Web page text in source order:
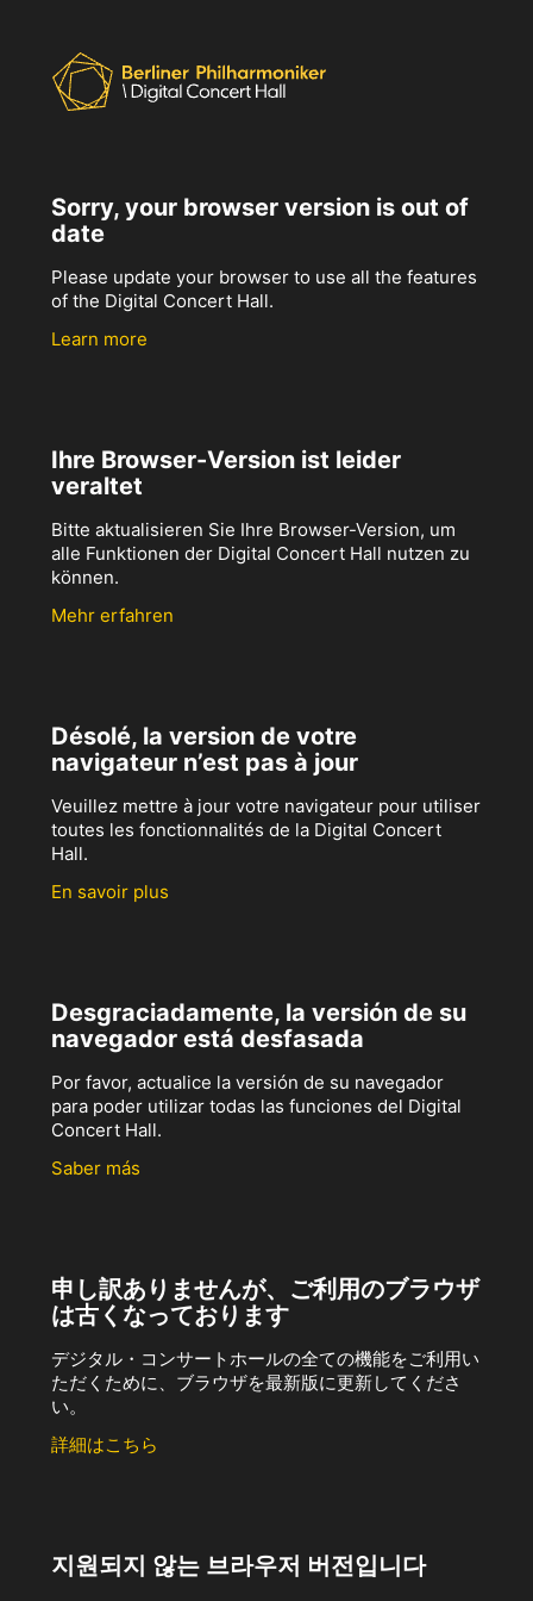
Sorry, your browser version is out of
date
Please update your browser to use all the features
of the Digital Concert Hall.
Learn more
Ihre Browser-Version ist leider
veraltet
Bitte aktualisieren Sie Ihre Browser-Version, um
alle Funktionen der Digital Concert Hall nutzen zu
können.
Mehr erfahren
Désolé, la version de votre
navigateur n’est pas à jour
Veuillez mettre à jour votre navigateur pour utiliser
toutes les fonctionnalités de la Digital Concert
Hall.
En savoir plus
Desgraciadamente, la versión de su
navegador está desfasada
Por favor, actualice la versión de su navegador
para poder utilizar todas las funciones del Digital
Concert Hall.
Saber más
申し訳ありませんが、ご利用のブラウザ
は古くなっております
デジタル・コンサートホールの全ての機能をご利用い
ただくために、ブラウザを最新版に更新してくださ
い。
詳細はこちら
지원되지 않는 브라우저 버전입니다